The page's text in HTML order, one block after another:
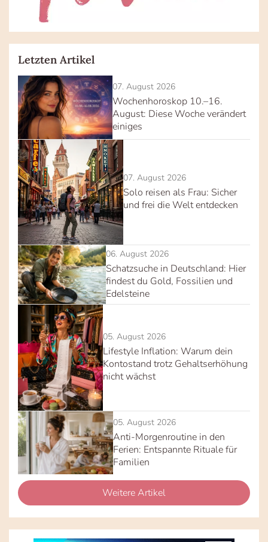
Letzten Artikel
07. August 2026
Wochenhoroskop 10.–16.
August: Diese Woche verändert
einiges
07. August 2026
Solo reisen als Frau: Sicher
und frei die Welt entdecken
06. August 2026
Schatzsuche in Deutschland: Hier
findest du Gold, Fossilien und
Edelsteine
05. August 2026
Lifestyle Inflation: Warum dein
Kontostand trotz Gehaltserhöhung
nicht wächst
05. August 2026
Anti-Morgenroutine in den
Ferien: Entspannte Rituale für
Familien
Weitere Artikel